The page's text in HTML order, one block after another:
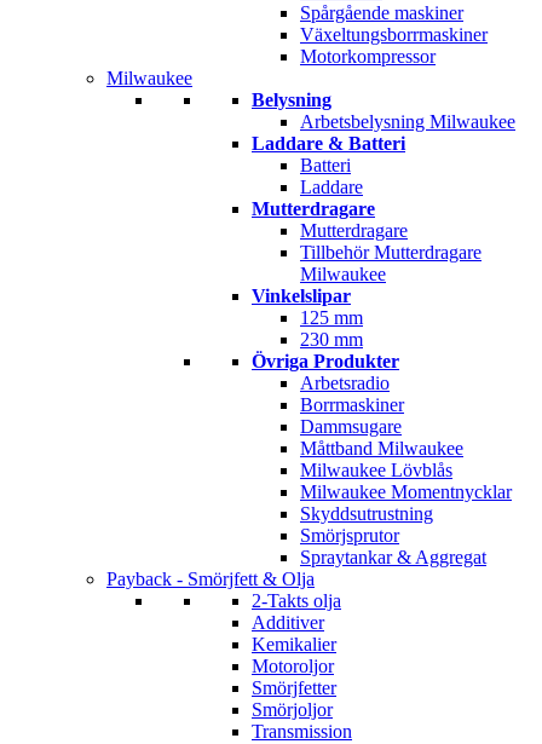
Spårgående maskiner
Växeltungsborrmaskiner
Motorkompressor
Milwaukee
Belysning
Arbetsbelysning Milwaukee
Laddare & Batteri
Batteri
Laddare
Mutterdragare
Mutterdragare
Tillbehör Mutterdragare
Milwaukee
Vinkelslipar
125 mm
230 mm
Övriga Produkter
Arbetsradio
Borrmaskiner
Dammsugare
Måttband Milwaukee
Milwaukee Lövblås
Milwaukee Momentnycklar
Skyddsutrustning
Smörjsprutor
Spraytankar & Aggregat
Payback - Smörjfett & Olja
2-Takts olja
Additiver
Kemikalier
Motoroljor
Smörjfetter
Smörjoljor
Transmission